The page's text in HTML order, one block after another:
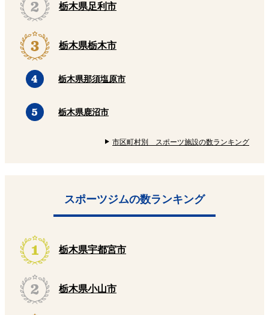
栃木県足利市
栃木県栃木市
栃木県那須塩原市
栃木県鹿沼市
市区町村別 スポーツ施設の数ランキング
スポーツジムの数ランキング
栃木県宇都宮市
栃木県小山市